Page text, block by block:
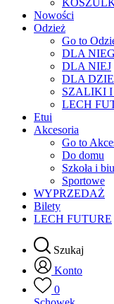
Nowości
Odzież
Go to
DLA
DLA NIEJ
DLA
SZALIKI
LECH
Etui
Akcesoria
Go to
Do domu
Szkoła i
Sportowe
WYPRZEDAŻ
Bilety
LECH FUTURE
Szukaj
Konto
0